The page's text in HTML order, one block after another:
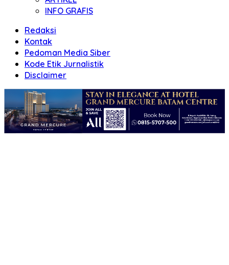
INFO GRAFIS
Redaksi
Kontak
Pedoman Media Siber
Kode Etik Jurnalistik
Disclaimer